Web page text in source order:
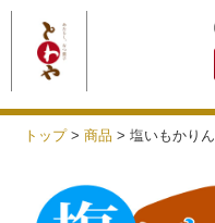
トップ>商品 >塩いもかり